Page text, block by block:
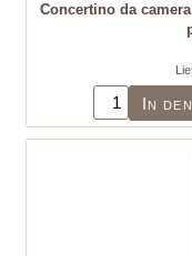
Concertino da
In